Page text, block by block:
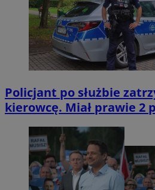
Policjant po służbie
kierowcę. Miał prawie 2